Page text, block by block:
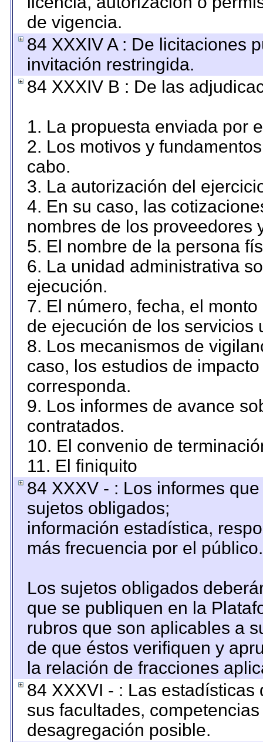
de vigencia.
84 XXXIV A : De licitaciones
invitación restringida.
84 XXXIV B : De las
1. La propuesta enviada por
2. Los motivos y
cabo.
3. La autorización del
4. En su caso, las
nombres de los proveedores
5. El nombre de la persona
6. La unidad administrativa
ejecución.
7. El número, fecha, el
de ejecución de los servicios
8. Los mecanismos de
caso, los estudios de
corresponda.
9. Los informes de avance
contratados.
10. El convenio de
11. El finiquito
84 XXXV - : Los informes
sujetos obligados;
información estadística,
más frecuencia por el público.
Los sujetos obligados
que se publiquen en la
rubros que son aplicables a
de que éstos verifiquen y
la relación de fracciones
84 XXXVI - : Las
sus facultades,
desagregación posible.